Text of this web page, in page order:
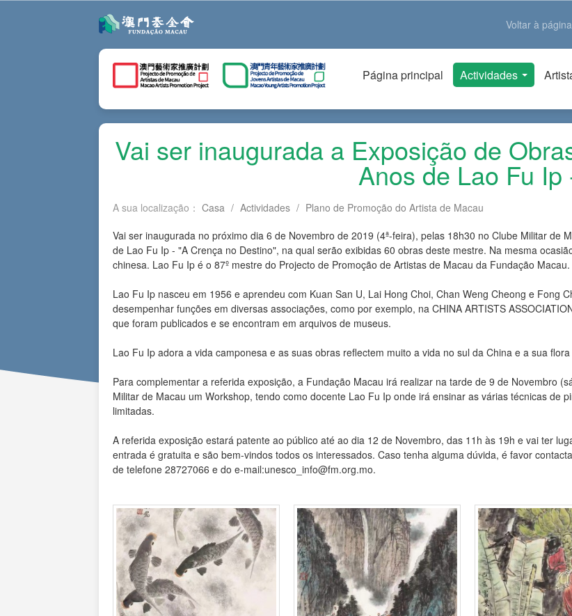
Voltar à
Página principal Actividades
Vai ser inaugurada a Exposição de
Anos de Lao Fu Ip
A sua localização： Casa / Actividades / Plano de Promoção do Artista de Macau
Vai ser inaugurada no próximo dia 6 de Novembro de 2019 (4ª-feira), pelas 18h30 no Clube Militar de
de Lao Fu Ip - "A Crença no Destino", na qual serão exibidas 60 obras deste mestre. Na mesma
chinesa. Lao Fu Ip é o 87º mestre do Projecto de Promoção de Artistas de Macau da Fundação Macau.
Lao Fu Ip nasceu em 1956 e aprendeu com Kuan San U, Lai Hong Choi, Chan Weng Cheong e Fong
desempenhar funções em diversas associações, como por exemplo, na CHINA ARTISTS
que foram publicados e se encontram em arquivos de museus.
Lao Fu Ip adora a vida camponesa e as suas obras reflectem muito a vida no sul da China e a sua
Para complementar a referida exposição, a Fundação Macau irá realizar na tarde de 9 de Novembro
Militar de Macau um Workshop, tendo como docente Lao Fu Ip onde irá ensinar as várias técnicas de
limitadas.
A referida exposição estará patente ao público até ao dia 12 de Novembro, das 11h às 19h e vai ter
entrada é gratuita e são bem-vindos todos os interessados. Caso tenha alguma dúvida, é favor
de telefone 28727066 e do e-mail:unesco_info@fm.org.mo.